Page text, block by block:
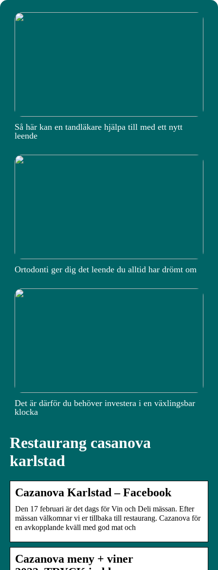
Så här kan en tandläkare hjälpa till med ett nytt
leende
Ortodonti ger dig det leende du alltid har drömt om
Det är därför du behöver investera i en växlingsbar
klocka
Restaurang casanova
karlstad
Cazanova Karlstad – Facebook
Den 17 februari är det dags för Vin och Deli mässan. Efter
mässan välkomnar vi er tillbaka till restaurang. Cazanova för
en avkopplande kväll med god mat och
Cazanova meny + viner